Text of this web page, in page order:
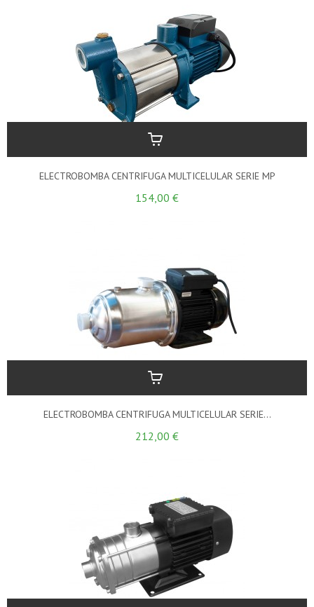
ELECTROBOMBA CENTRIFUGA MULTICELULAR SERIE MP
154,00 €
ELECTROBOMBA CENTRIFUGA MULTICELULAR SERIE...
212,00 €